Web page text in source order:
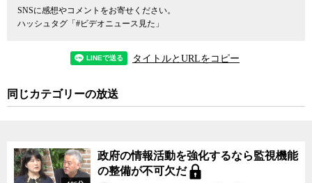
日米合同委員会とは在日米軍の日本国内における身分を定めた日
米地位協定の運用を話し合う在日米軍と日本政府の間の調整機関
ルと霞が関の外務省で、これまで1000回を超える会合が持たれてき
たとされる。アメリカ側は在日米軍副司令官が、日本側は外務省北
の参謀長クラスと、外務、財務、防衛、法務、農水各省の将来の次
属の法的な身分の調整が話し合われてきたとされる。財務や法務官
僚も参加していることから、米軍関係者が事件を起こした場合の刑
SNSに感想やコメントをお寄せください。
ハッシュタグ「#ビデオニュース見た」
タイトルとURLをコピー
同じカテゴリーの放送
政府の情報活動を強化するなら監視機能
の整備が不可欠だ